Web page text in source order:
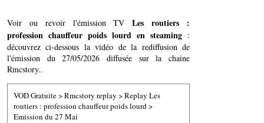
Voir ou revoir l'émission TVLes routiers :
profession chauffeur poids lourd en steaming :
découvrez ci-dessous la vidéo de la rediffusion de
l'émission du 27/05/2026 diffusée sur la chaine
Rmcstory..
VOD Gratuite>Rmcstory replay >Replay Les
routiers : profession chauffeur poids lourd>
Emission du 27 Mai